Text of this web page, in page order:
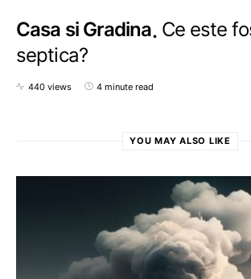
Casa si Gradina Ce este
septica?
440 views 4 minute read
YOU MAY ALSO LIKE